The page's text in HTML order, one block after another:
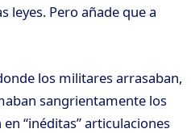
Pero añade que a
los militares arrasaban,
sangrientamente los
“inéditas” articulaciones